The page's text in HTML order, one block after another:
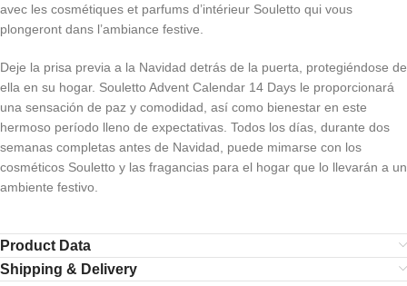
avec les cosmétiques et parfums d’intérieur Souletto qui vous
plongeront dans l’ambiance festive.
Deje la prisa previa a la Navidad detrás de la puerta, protegiéndose de
ella en su hogar. Souletto Advent Calendar 14 Days le proporcionará
una sensación de paz y comodidad, así como bienestar en este
hermoso período lleno de expectativas. Todos los días, durante dos
semanas completas antes de Navidad, puede mimarse con los
cosméticos Souletto y las fragancias para el hogar que lo llevarán a un
ambiente festivo.
Product Data
Shipping & Delivery